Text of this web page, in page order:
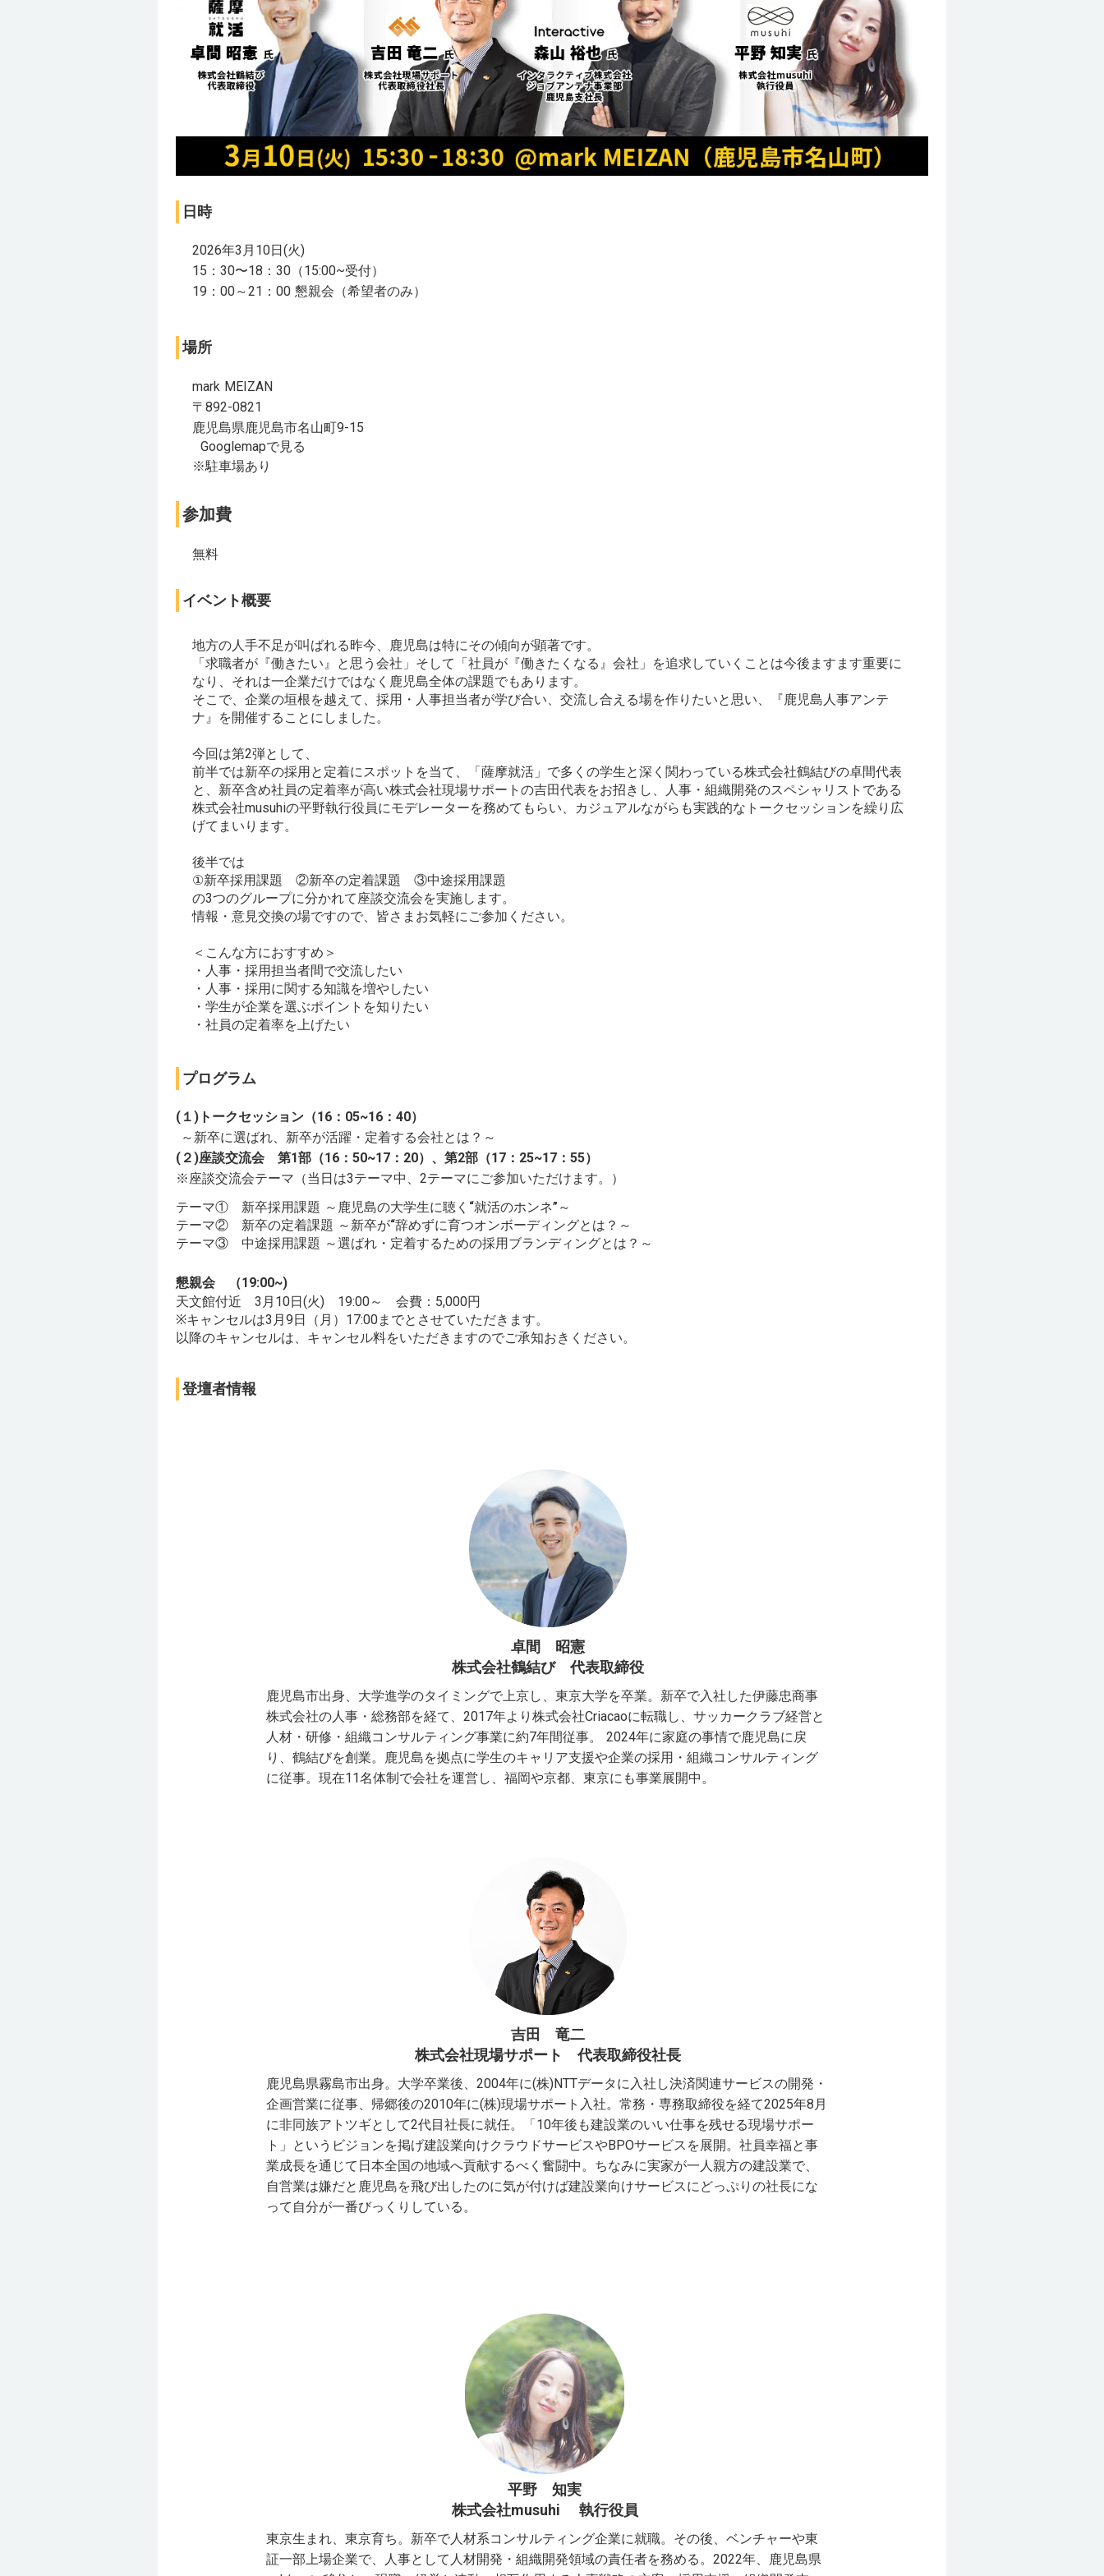
日時
2026年3月10日(火)
15：30〜18：30（15:00~受付）
19：00～21：00 懇親会（希望者のみ）
場所
mark MEIZAN
〒892-0821
鹿児島県鹿児島市名山町9-15
Googlemapで見る
※駐車場あり
参加費
無料
イベント概要
地方の人手不足が叫ばれる昨今、鹿児島は特にその傾向が顕著です。
「求職者が『働きたい』と思う会社」そして「社員が『働きたくなる』会社」を追求していくことは今後ますます重要に
なり、それは一企業だけではなく鹿児島全体の課題でもあります。
そこで、企業の垣根を越えて、採用・人事担当者が学び合い、交流し合える場を作りたいと思い、『鹿児島人事アンテ
ナ』を開催することにしました。
今回は第2弾として、
前半では新卒の採用と定着にスポットを当て、「薩摩就活」で多くの学生と深く関わっている株式会社鶴結びの卓間代表
と、新卒含め社員の定着率が高い株式会社現場サポートの吉田代表をお招きし、人事・組織開発のスペシャリストである
株式会社musuhiの平野執行役員にモデレーターを務めてもらい、カジュアルながらも実践的なトークセッションを繰り広
げてまいります。
後半では
①新卒採用課題 ②新卒の定着課題 ③中途採用課題
の3つのグループに分かれて座談交流会を実施します。
情報・意見交換の場ですので、皆さまお気軽にご参加ください。
＜こんな方におすすめ＞
・人事・採用担当者間で交流したい
・人事・採用に関する知識を増やしたい
・学生が企業を選ぶポイントを知りたい
・社員の定着率を上げたい
プログラム
(１)トークセッション（16：05~16：40）
～新卒に選ばれ、新卒が活躍・定着する会社とは？～
(２)座談交流会 第1部（16：50~17：20）、第2部（17：25~17：55）
※座談交流会テーマ（当日は3テーマ中、2テーマにご参加いただけます。）
テーマ① 新卒採用課題 ～鹿児島の大学生に聴く“就活のホンネ”～
テーマ② 新卒の定着課題 ～新卒が“辞めずに育つオンボーディングとは？～
テーマ③ 中途採用課題 ～選ばれ・定着するための採用ブランディングとは？～
懇親会 （19:00~)
天文館付近 3月10日(火) 19:00～ 会費：5,000円
※キャンセルは3月9日（月）17:00までとさせていただきます。
以降のキャンセルは、キャンセル料をいただきますのでご承知おきください。
登壇者情報
卓間 昭憲
株式会社鶴結び 代表取締役
鹿児島市出身、大学進学のタイミングで上京し、東京大学を卒業。新卒で入社した伊藤忠商事
株式会社の人事・総務部を経て、2017年より株式会社Criacaoに転職し、サッカークラブ経営と
人材・研修・組織コンサルティング事業に約7年間従事。 2024年に家庭の事情で鹿児島に戻
り、鶴結びを創業。鹿児島を拠点に学生のキャリア支援や企業の採用・組織コンサルティング
に従事。現在11名体制で会社を運営し、福岡や京都、東京にも事業展開中。
吉田 竜二
株式会社現場サポート 代表取締役社長
鹿児島県霧島市出身。大学卒業後、2004年に(株)NTTデータに入社し決済関連サービスの開発・
企画営業に従事、帰郷後の2010年に(株)現場サポート入社。常務・専務取締役を経て2025年8月
に非同族アトツギとして2代目社長に就任。「10年後も建設業のいい仕事を残せる現場サポー
ト」というビジョンを掲げ建設業向けクラウドサービスやBPOサービスを展開。社員幸福と事
業成長を通じて日本全国の地域へ貢献するべく奮闘中。ちなみに実家が一人親方の建設業で、
自営業は嫌だと鹿児島を飛び出したのに気が付けば建設業向けサービスにどっぷりの社長にな
って自分が一番びっくりしている。
平野 知実
株式会社musuhi 執行役員
東京生まれ、東京育ち。新卒で人材系コンサルティング企業に就職。その後、ベンチャーや東
証一部上場企業で、人事として人材開発・組織開発領域の責任者を務める。2022年、鹿児島県